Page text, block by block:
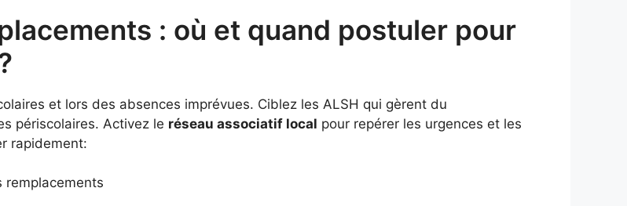
: où et quand postuler pour
et lors des absences imprévues. Ciblez les ALSH qui gèrent du
périscolaires. Activez le réseau associatif local pour repérer les urgences et les
rapidement:
remplacements